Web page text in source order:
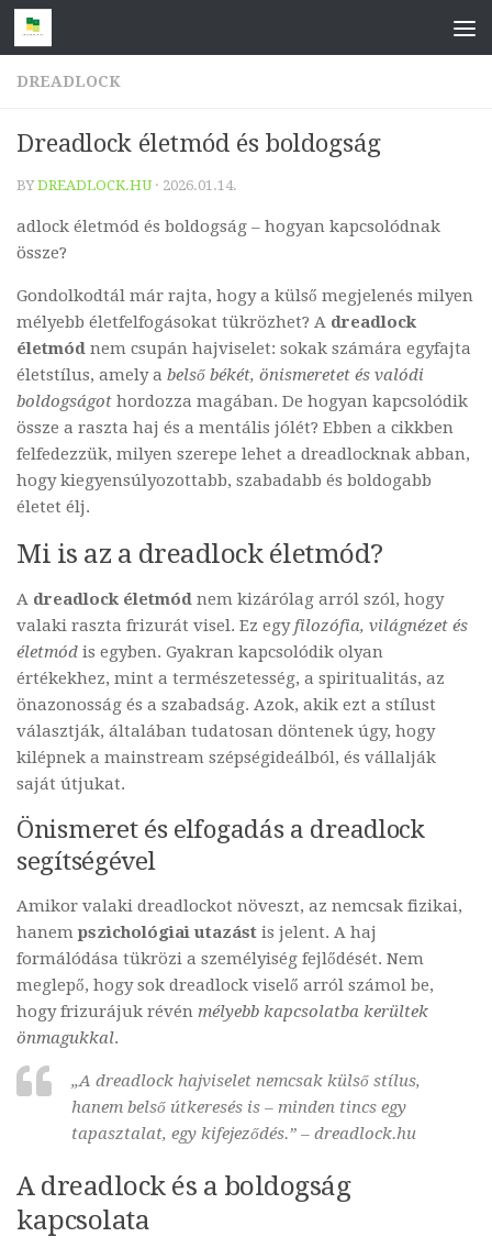
Skip to content
DREADLOCK
Dreadlock életmód és boldogság
BYDREADLOCK.HU · 2026.01.14.
adlock életmód és boldogság – hogyan kapcsolódnak
össze?
Gondolkodtál már rajta, hogy a külső megjelenés milyen
mélyebb életfelfogásokat tükrözhet? A dreadlock
életmód nem csupán hajviselet: sokak számára egyfajta
életstílus, amely a belső békét, önismeretet és valódi
boldogságot hordozza magában. De hogyan kapcsolódik
össze a raszta haj és a mentális jólét? Ebben a cikkben
felfedezzük, milyen szerepe lehet a dreadlocknak abban,
hogy kiegyensúlyozottabb, szabadabb és boldogabb
életet élj.
Mi is az a dreadlock életmód?
A dreadlock életmód nem kizárólag arról szól, hogy
valaki raszta frizurát visel. Ez egyfilozófia, világnézet és
életmód is egyben. Gyakran kapcsolódik olyan
értékekhez, mint a természetesség, a spiritualitás, az
önazonosság és a szabadság. Azok, akik ezt a stílust
választják, általában tudatosan döntenek úgy, hogy
kilépnek a mainstream szépségideálból, és vállalják
saját útjukat.
Önismeret és elfogadás a dreadlock
segítségével
Amikor valaki dreadlockot növeszt, az nemcsak fizikai,
hanem pszichológiai utazást is jelent. A haj
formálódása tükrözi a személyiség fejlődését. Nem
meglepő, hogy sok dreadlock viselő arról számol be,
hogy frizurájuk révén mélyebb kapcsolatba kerültek
önmagukkal.
„A dreadlock hajviselet nemcsak külső stílus,
hanem belső útkeresés is – minden tincs egy
tapasztalat, egy kifejeződés.” – dreadlock.hu
A dreadlock és a boldogság
kapcsolata